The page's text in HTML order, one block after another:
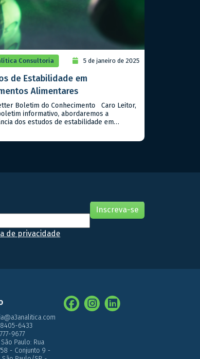
Consultoria 5 de janeiro de 2025
de Estabilidade em
Alimentares
Boletim do Conhecimento Caro Leitor,
informativo, abordaremos a
dos estudos de estabilidade em
destes tipos […]
de privacidade
6433
9677
Paulo: Rua
- Conjunto 9 -